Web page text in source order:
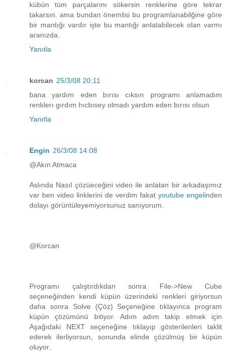
kübün tüm parçalarını sökersin renklerine göre tekrar
takarsın. ama bundan önemlisi bu programlanabilğine göre
bir mantığı vardır işte bu mantığı anlatabilecek olan varmı
aranızda.
Yanıtla
korcan 25/3/08 20:11
bana yardım eden bırısı cıksın programı anlamadım
renklerı gırdım hıcbısey olmadı yardım eden bırısı olsun
Yanıtla
Engin 26/3/08 14:08
@Akın Atmaca
Aslında Nasıl çözüeceğini video ile anlatan bir arkadaşımız
var ben video linklerini de verdim fakat youtube engelinden
dolayı görüntüleyemiyorsunuz sanıyorum.
@Korcan
Programı çalıştırdıkdan sonra File->New Cube
seçeneğinden kendi küpün üzerindeki renkleri giriyorsun
daha sonra Solve (Çöz) Seçeneğine tıklayınca program
küpün çözümünü bitiyor. Adım adım takip etmek için
Aşağıdaki NEXT seçeneğine tıklayıp gösterilenleri taklit
ederek ilerliyorsun, sonunda elinde çözülmüş bir küpün
oluyor.